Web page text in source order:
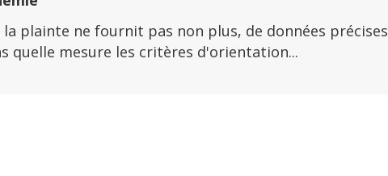
plainte ne fournit pas non plus, de données précises
quelle mesure les critères d'orientation...